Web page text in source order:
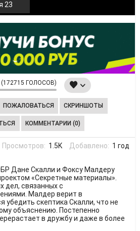
23
(172715 ГОЛОСОВ)
ПОЖАЛОВАТЬСЯ СКРИНШОТЫ
КОММЕНТАРИИ (0)
Просмотров: 1.5K Добавлено: 1 год
Дане Скалли и Фоксу Малдеру
«Секретные материалы».
дел, связанных с
Малдер верит в
убедить скептика Скалли, что не
объяснению. Постепенно
в дружбу и даже в более